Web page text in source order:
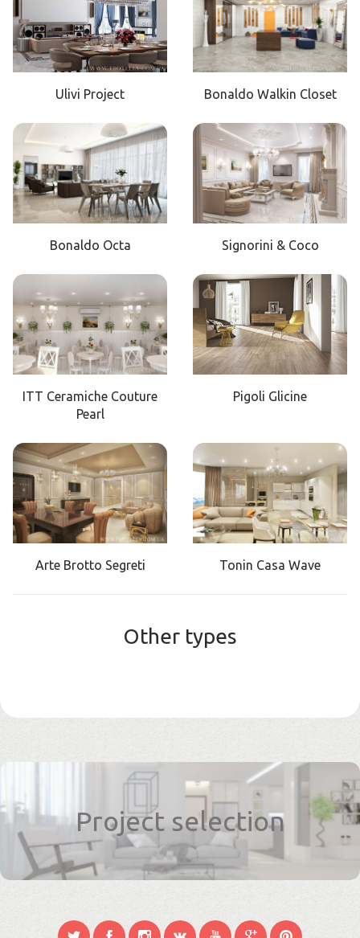
Ulivi Project Bonaldo Walkin Closet
Bonaldo Octa Signorini & Coco
ITT Ceramiche Couture
Pearl
Pigoli Glicine
Arte Brotto Segreti Tonin Casa Wave
Other types
Project selection